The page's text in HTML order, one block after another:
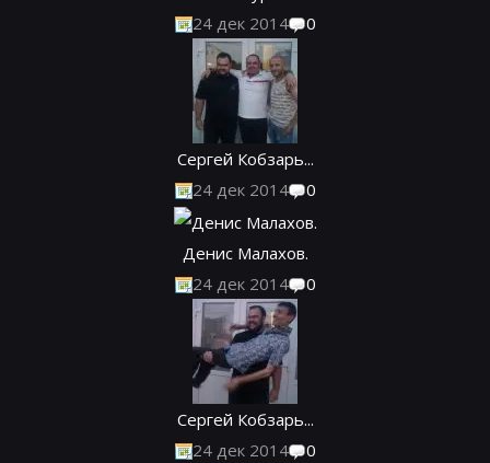
24 дек 2014
0
Сергей Кобзарь...
24 дек 2014
0
Денис Малахов.
24 дек 2014
0
Сергей Кобзарь...
24 дек 2014
0